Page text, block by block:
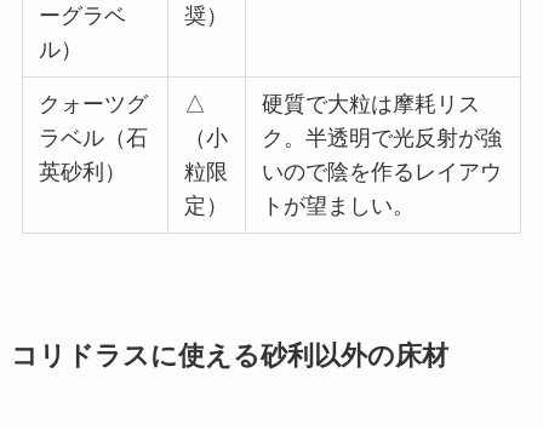
ーグラベ
ル）
奨）
クォーツグ
ラベル（石
英砂利）
△
（小
粒限
定）
硬質で大粒は摩耗リス
ク。半透明で光反射が強
いので陰を作るレイアウ
トが望ましい。
コリドラスに使える砂利以外の床材